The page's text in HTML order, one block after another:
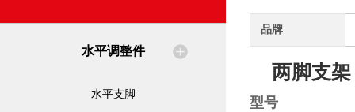
水平调整件
水平支脚
品牌
两脚支架
型号